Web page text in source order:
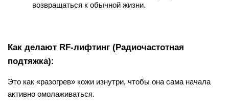
возвращаться к обычной жизни.
Как делают RF-лифтинг (Радиочастотная
подтяжка):
Это как «разогрев» кожи изнутри, чтобы она сама начала
активно омолаживаться.